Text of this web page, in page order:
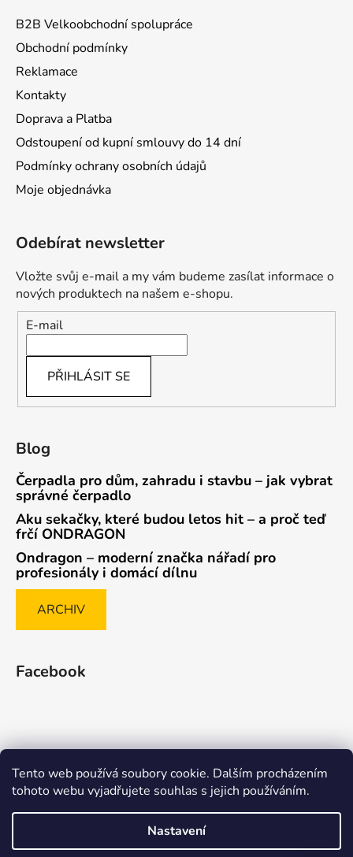
Tento web používá soubory cookie. Dalším procházením
tohoto webu vyjadřujete souhlas s jejich používáním.
Nastavení
B2B Velkoobchodní spolupráce
Obchodní podmínky
Reklamace
Kontakty
Doprava a Platba
Odstoupení od kupní smlouvy do 14 dní
Podmínky ochrany osobních údajů
Moje objednávka
Odebírat newsletter
Vložte svůj e-mail a my vám budeme zasílat informace o
nových produktech na našem e-shopu.
E-mail
PŘIHLÁSIT SE
Blog
Čerpadla pro dům, zahradu i stavbu – jak vybrat
správné čerpadlo
Aku sekačky, které budou letos hit – a proč teď
frčí ONDRAGON
Ondragon – moderní značka nářadí pro
profesionály i domácí dílnu
ARCHIV
Facebook
Způsob ověřování recenzí